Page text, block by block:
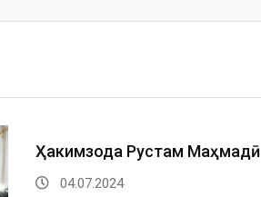
Ҳакимзода Рустам Маҳмадӣ
04.07.2024